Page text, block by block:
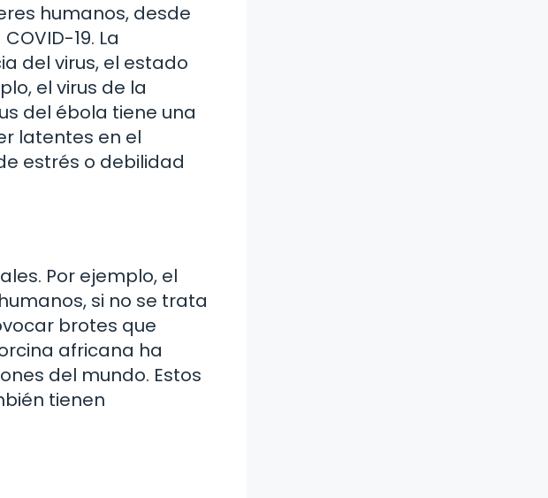
humanos, desde
19. La
del virus, el estado
el virus de la
del ébola tiene una
latentes en el
estrés o debilidad
Por ejemplo, el
si no se trata
brotes que
africana ha
del mundo. Estos
tienen